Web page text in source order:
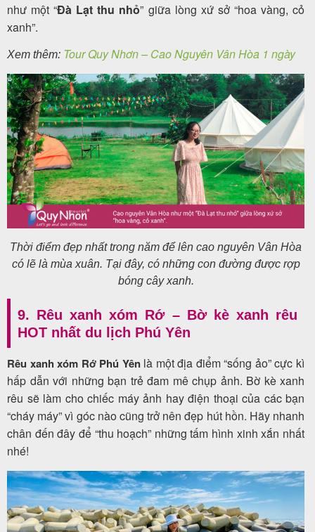
như một “Đà Lạt thu nhỏ” giữa lòng xứ sở “hoa vàng, cỏ
xanh”.
Xem thêm: Tour Quy Nhơn – Cao Nguyên Vân Hòa 1 ngày
Thời điểm đẹp nhất trong năm để lên cao nguyên Vân Hòa
có lẽ là mùa xuân. Tại đây, có những con đường được rợp
bóng cây xanh.
9. Rêu xanh xóm Rớ – Bờ kè xanh rêu
HOT nhất du lịch Phú Yên
Rêu xanh xóm Rớ Phú Yênlà một địa điểm “sống ảo” cực kì
hấp dẫn với những bạn trẻ đam mê chụp ảnh. Bờ kè xanh
rêu sẽ làm cho chiếc máy ảnh hay điện thoại của các bạn
“cháy máy” vì góc nào cũng trở nên đẹp hút hồn. Hãy nhanh
chân đến đây để “thu hoạch” những tấm hình xinh xắn nhất
nhé!